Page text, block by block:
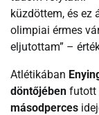
küzdöttem, és ez
olimpiai érmes
eljutottam” –
Atlétikában
döntőjében futott
másodperces